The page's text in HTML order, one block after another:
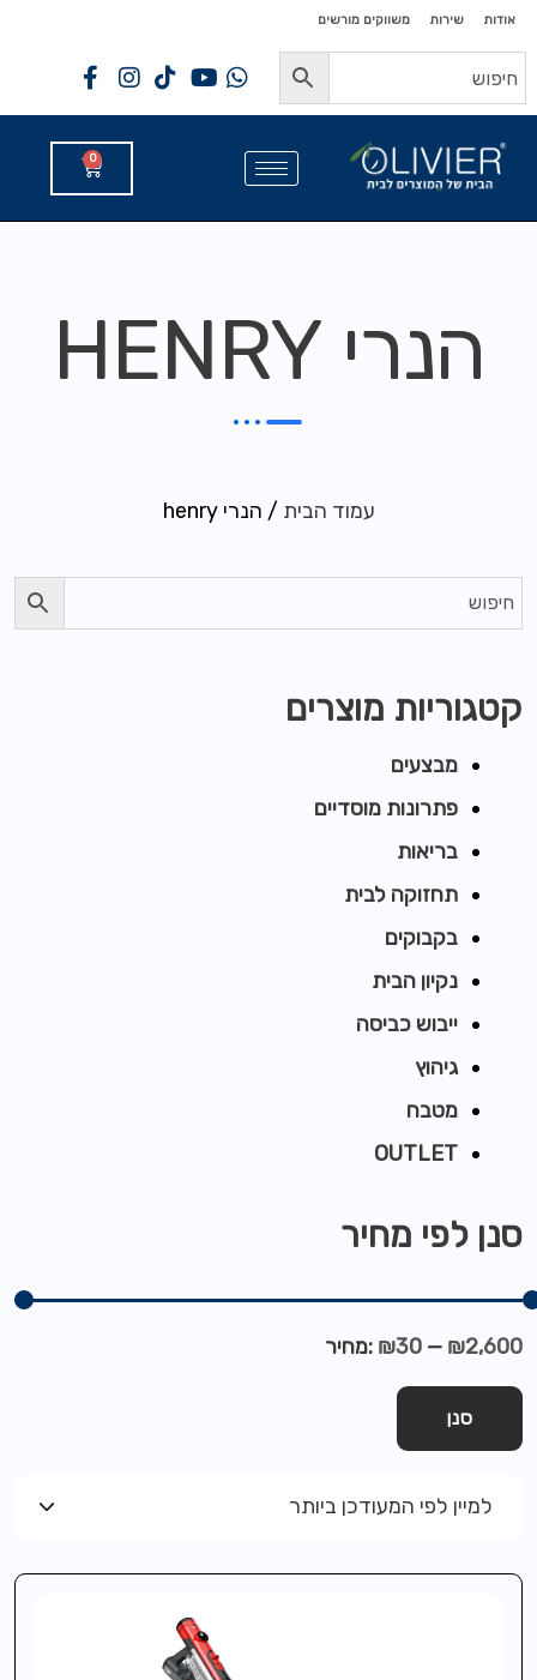
לתוכן
לתוכן
אודות שירות משווקים מורשים
0
הנרי HENRY
עמוד הבית / הנרי henry
קטגוריות מוצרים
מבצעים
פתרונות מוסדיים
בריאות
תחזוקה לבית
בקבוקים
נקיון הבית
ייבוש כביסה
גיהוץ
מטבח
OUTLET
סנן לפי מחיר
סנן
מחיר: ₪30 — ₪2,600
למיין לפי המעודכן ביותר